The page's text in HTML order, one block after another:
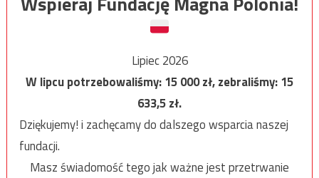
Lipiec 2026
W lipcu potrzebowaliśmy:15 000zł, zebraliśmy:15
633,5zł.
Dziękujemy! i zachęcamy do dalszego wsparcia naszej
fundacji.
Masz świadomość tego jak ważne jest przetrwanie